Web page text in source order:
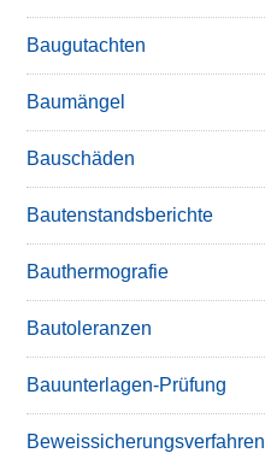
Baugutachten
Baumängel
Bauschäden
Bautenstandsberichte
Bauthermografie
Bautoleranzen
Bauunterlagen-Prüfung
Beweissicherungsverfahren